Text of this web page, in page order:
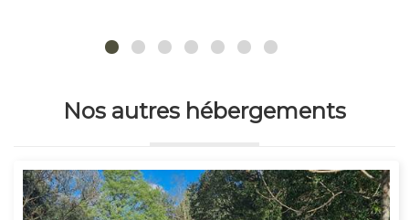
Nos autres hébergements